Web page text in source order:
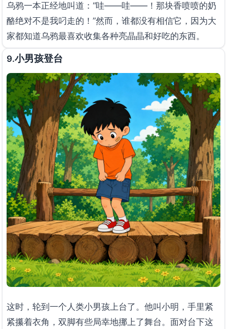
乌鸦一本正经地叫道：“哇——哇——！那块香喷喷的奶
酪绝对不是我叼走的！”然而，谁都没有相信它，因为大
家都知道乌鸦最喜欢收集各种亮晶晶和好吃的东西。
9.小男孩登台
这时，轮到一个人类小男孩上台了。他叫小明，手里紧
紧攥着衣角，双脚有些局幸地挪上了舞台。面对台下这